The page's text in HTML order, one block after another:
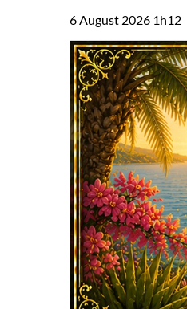
6 August 2026 1h12